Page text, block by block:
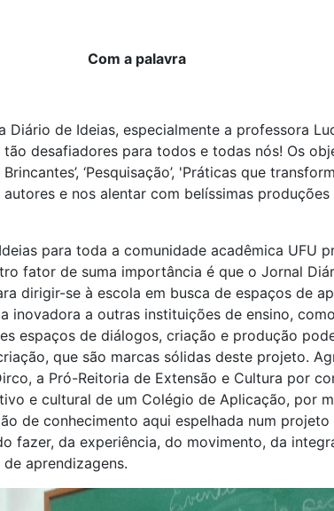
Com a palavra
Diário de Ideias, especialmente a professora
desafiadores para todos e todas nós! Os
‘Pesquisação’, 'Práticas que
e nos alentar com belíssimas
para toda a comunidade acadêmica UFU
fator de suma importância é que o Jornal
dirigir-se à escola em busca de espaços de
inovadora a outras instituições de ensino,
espaços de diálogos, criação e produção
que são marcas sólidas deste projeto.
a Pró-Reitoria de Extensão e Cultura por
e cultural de um Colégio de Aplicação, por
de conhecimento aqui espelhada num
fazer, da experiência, do movimento, da
aprendizagens.